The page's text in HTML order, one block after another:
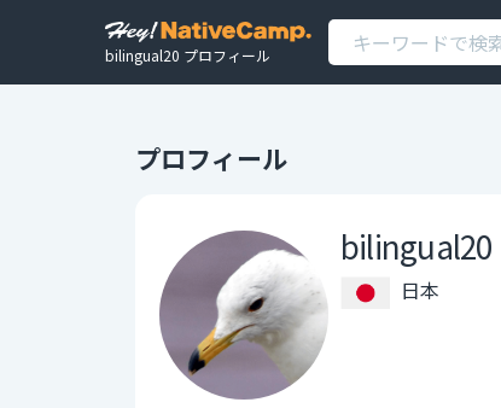
bilingual20 プロフィール
プロフィール
bilingual20
日本